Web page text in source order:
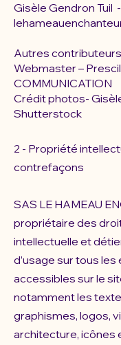
Gisèle Gendron Tuil -
Autres contributeurs
Webmaster –
COMMUNICATION
Crédit photos-
Shutterstock
2 - Propriété
contrefaçons
SAS LE HAMEAU
propriétaire des
intellectuelle et
d’usage sur tous
accessibles sur le
notamment les
graphismes, logos,
architecture, icônes